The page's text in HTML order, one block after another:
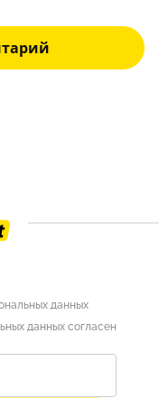
данных
данных согласен